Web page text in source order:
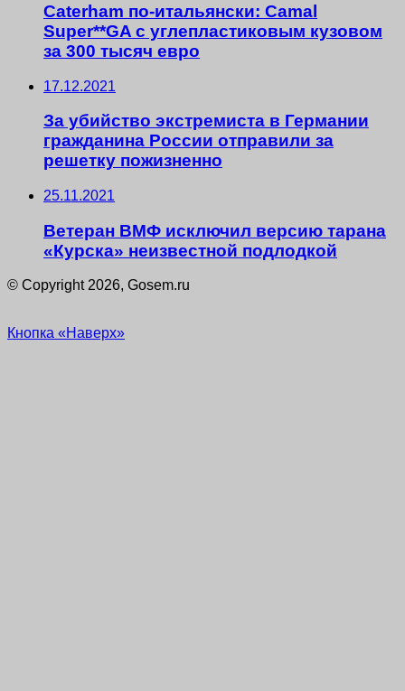
Caterham по-итальянски: Camal
Super**GA с углепластиковым кузовом
за 300 тысяч евро
17.12.2021
За убийство экстремиста в Германии
гражданина России отправили за
решетку пожизненно
25.11.2021
Ветеран ВМФ исключил версию тарана
«Курска» неизвестной подлодкой
© Copyright 2026, Gosem.ru
Кнопка «Наверх»